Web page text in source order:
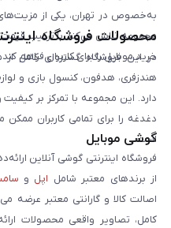
به‌خصوص در تهران، یکی از
مجموعه تلاش می‌کند با ترکیب
خرید موبایل را برای کاربران فراهم کند.
محصولات فروشگاه
در این فروشگاه گستره‌ای کامل
هندزفری، هدفون، کنسول بازی و
دارد. این مجموعه با تمرکز بر
دغدغه را برای تمامی کاربران ممکن
است:
گوشی موبایل
فروشگاه اینترنتی گوشی آنلاین
از برندهای معتبر شامل اپل و
اصالت کالا و گارانتی معتبر
کامل، تصاویر واقعی محصولات